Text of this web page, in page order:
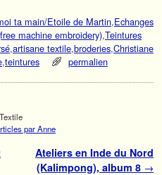
ta main/Etoile de Martin,Echanges
machine embroidery),Teintures
,artisane textile,broderies,Christiane
,teintures permalien
par Anne
Ateliers en Inde du Nord
(Kalimpong), album 8 →